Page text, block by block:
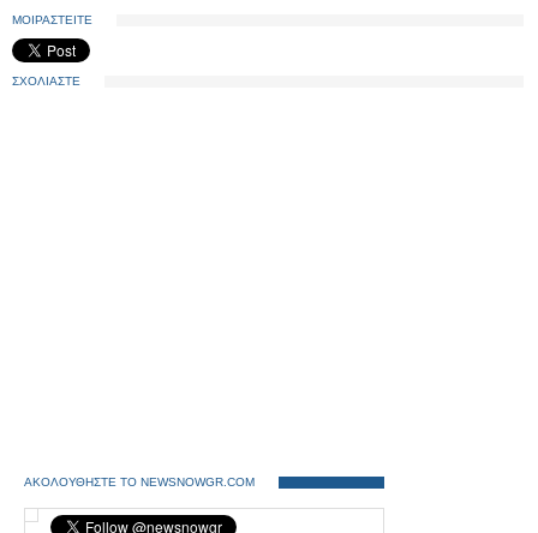
ΜΟΙΡΑΣΤΕΙΤΕ
ΣΧΟΛΙΑΣΤΕ
ΑΚΟΛΟΥΘΗΣΤΕ ΤΟ NEWSNOWGR.COM